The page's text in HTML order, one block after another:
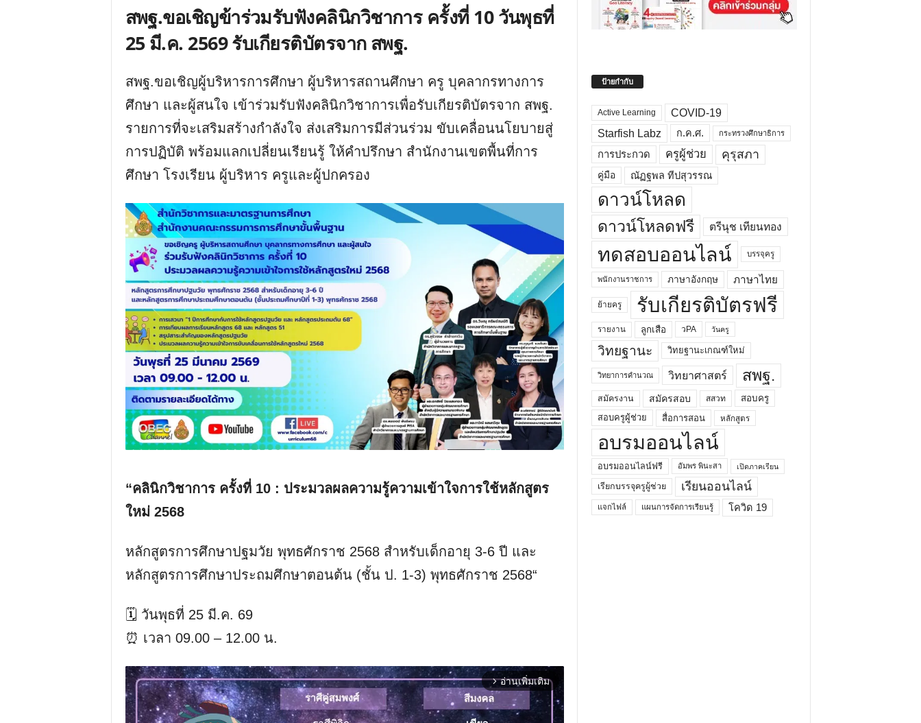
สพฐ.ขอเชิญข้าร่วมรับฟังคลินิกวิชาการ ครั้งที่ 10 วันพุธที่
25 มี.ค. 2569 รับเกียรติบัตรจาก สพฐ.
สพฐ.ขอเชิญผู้บริหารการศึกษา ผู้บริหารสถานศึกษา ครู บุคลากรทางการ
ศึกษา และผู้สนใจ เข้าร่วมรับฟังคลินิกวิชาการเพื่อรับเกียรติบัตรจาก สพฐ.
รายการที่จะเสริมสร้างกำลังใจ ส่งเสริมการมีส่วนร่วม ขับเคลื่อนนโยบายสู่
การปฏิบัติ พร้อมแลกเปลี่ยนเรียนรู้ ให้คำปรึกษา สำนักงานเขตพื้นที่การ
ศึกษา โรงเรียน ผู้บริหาร ครูและผู้ปกครอง
“คลินิกวิชาการ ครั้งที่ 10 : ประมวลผลความรู้ความเข้าใจการใช้หลักสูตร
ใหม่ 2568
หลักสูตรการศึกษาปฐมวัย พุทธศักราช 2568 สำหรับเด็กอายุ 3-6 ปี และ
หลักสูตรการศึกษาประถมศึกษาตอนต้น (ชั้น ป. 1-3) พุทธศักราช 2568“
🗓️ วันพุธที่ 25 มี.ค. 69
⏰ เวลา 09.00 – 12.00 น.
arrow_forward_ios อ่านเพิ่มเติม
ป้ายกำกับ
Active Learning
COVID-19
Starfish Labz
ก.ค.ศ. กระทรวงศึกษาธิการ
การประกวด ครูผู้ช่วย คุรุสภา
คู่มือ ณัฏฐพล ทีปสุวรรณ
ดาวน์โหลด
ดาวน์โหลดฟรี ตรีนุช เทียนทอง
ทดสอบออนไลน์ บรรจุครู
พนักงานราชการ ภาษาอังกฤษ ภาษาไทย
ย้ายครู รับเกียรติบัตรฟรี
รายงาน ลูกเสือ วPA วันครู
วิทยฐานะ วิทยฐานะเกณฑ์ใหม่
วิทยาการคำนวณ วิทยาศาสตร์ สพฐ.
สมัครงาน สมัครสอบ สสวท
สอบครู
สอบครูผู้ช่วย
สื่อการสอน หลักสูตร
อบรมออนไลน์
อบรมออนไลน์ฟรี อัมพร พินะสา เปิดภาคเรียน
เรียกบรรจุครูผู้ช่วย เรียนออนไลน์
แจกไฟล์ แผนการจัดการเรียนรู้ โควิด 19